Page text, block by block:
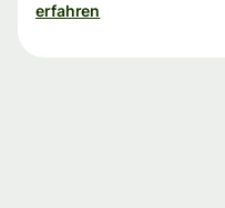
erfahren